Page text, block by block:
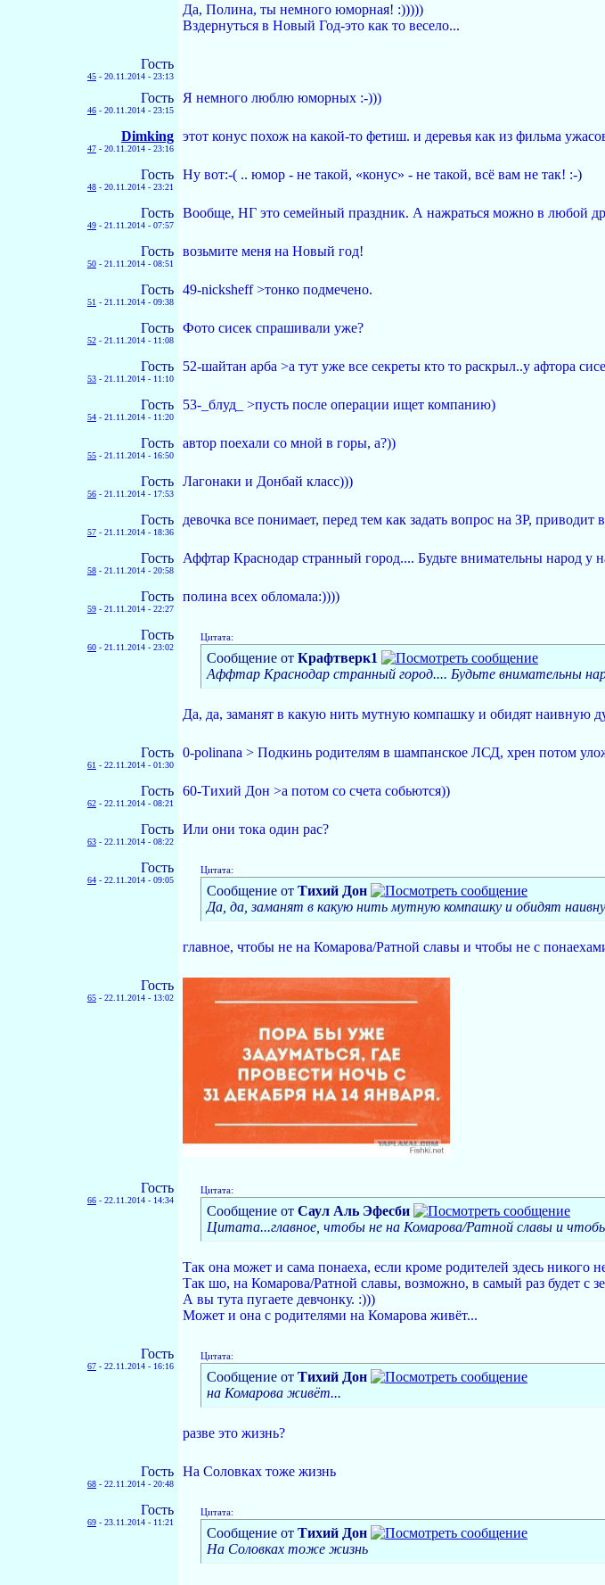
Да, Полина, ты немного юморная! :)))))
Вздернуться в Новый Год-это как то весело...
Гость
45 - 20.11.2014 - 23:13
Гость
46 - 20.11.2014 - 23:15
Я немного люблю юморных :-)))
Dimking
47 - 20.11.2014 - 23:16
этот конус похож на какой-то фетиш. и деревья как из фильма
Гость
48 - 20.11.2014 - 23:21
Ну вот:-( .. юмор - не такой, «конус» - не такой, всё вам не так! :-)
Гость
49 - 21.11.2014 - 07:57
Вообще, НГ это семейный праздник. А нажраться можно в любой
Гость
50 - 21.11.2014 - 08:51
возьмите меня на Новый год!
Гость
51 - 21.11.2014 - 09:38
49-nicksheff >тонко подмечено.
Гость
52 - 21.11.2014 - 11:08
Фото сисек спрашивали уже?
Гость
53 - 21.11.2014 - 11:10
52-шайтан арба >а тут уже все секреты кто то раскрыл..у афтора
Гость
54 - 21.11.2014 - 11:20
53-_блуд_ >пусть после операции ищет компанию)
Гость
55 - 21.11.2014 - 16:50
автор поехали со мной в горы, а?))
Гость
56 - 21.11.2014 - 17:53
Лагонаки и Донбай класс)))
Гость
57 - 21.11.2014 - 18:36
девочка все понимает, перед тем как задать вопрос на ЗР, приводит
Гость
58 - 21.11.2014 - 20:58
Аффтар Краснодар странный город.... Будьте внимательны народ у
Гость
59 - 21.11.2014 - 22:27
полина всех обломала:))))
Гость
60 - 21.11.2014 - 23:02
Цитата:
Сообщение от Крафтверк1
Аффтар Краснодар странный город.... Будьте внимательны
Да, да, заманят в какую нить мутную компашку и обидят наивную
Гость
61 - 22.11.2014 - 01:30
0-polinana > Подкинь родителям в шампанское ЛСД, хрен потом
Гость
62 - 22.11.2014 - 08:21
60-Тихий Дон >а потом со счета собьются))
Гость
63 - 22.11.2014 - 08:22
Или они тока один рас?
Гость
64 - 22.11.2014 - 09:05
Цитата:
Сообщение от Тихий Дон
Да, да, заманят в какую нить мутную компашку и обидят
главное, чтобы не на Комарова/Ратной славы и чтобы не с
Гость
65 - 22.11.2014 - 13:02
Гость
66 - 22.11.2014 - 14:34
Цитата:
Сообщение от Саул Аль Эфесби
Цитата...главное, чтобы не на Комарова/Ратной славы и
Так она может и сама понаеха, если кроме родителей здесь никого
Так шо, на Комарова/Ратной славы, возможно, в самый раз будет с
А вы тута пугаете девчонку. :)))
Может и она с родителями на Комарова живёт...
Гость
67 - 22.11.2014 - 16:16
Цитата:
Сообщение от Тихий Дон
на Комарова живёт...
разве это жизнь?
Гость
68 - 22.11.2014 - 20:48
На Соловках тоже жизнь
Гость
69 - 23.11.2014 - 11:21
Цитата:
Сообщение от Тихий Дон
На Соловках тоже жизнь